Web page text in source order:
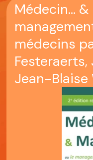
Médecin...
médecins
Festeraerts,
Jean-Blaise